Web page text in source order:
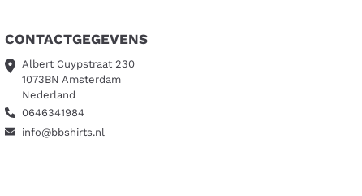
CONTACTGEGEVENS
Albert Cuypstraat 230
1073BN Amsterdam
Nederland
0646341984
info@bbshirts.nl